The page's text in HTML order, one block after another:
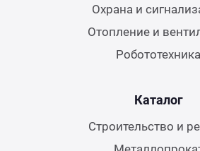
Охрана и
Отопление и
Робототехника
Каталог
Строительство и